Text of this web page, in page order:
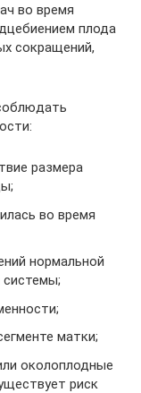
во время
плода
сокращений,
размера
во время
нормальной
матки;
околоплодные
риск